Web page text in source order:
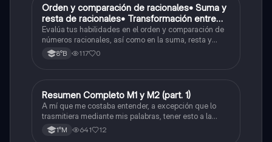
OMatemáticas
Orden y comparación de racionales• Suma y
resta de racionales• Transformación entre
decimales y fracciones
Evalúa tus habilidades en el orden y comparación de
números racionales, así como en la suma, resta y
conversión entre decimales y fracciones.
8°B 117 0
Matemáticas
Resumen Completo M1 y M2 (part. 1)
A mí que me costaba entender, a excepción que lo
trasmitiera mediante mis palabras, tener esto a la
mano me sirvió caleta, ojalá también les pueda servir
a otros
1°M 641 12